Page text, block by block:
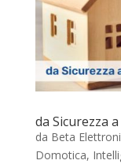
da Sicurezza
da Beta
Domotica,